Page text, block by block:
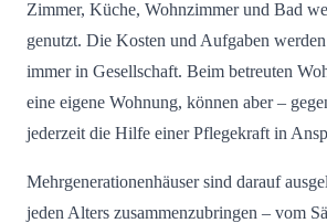
Zimmer, Küche, Wohnzimmer und Bad
genutzt. Die Kosten und Aufgaben
immer in Gesellschaft. Beim betreuten
eine eigene Wohnung, können aber –
jederzeit die Hilfe einer Pflegekraft in
Mehrgenerationenhäuser sind darauf
jeden Alters zusammenzubringen – vom